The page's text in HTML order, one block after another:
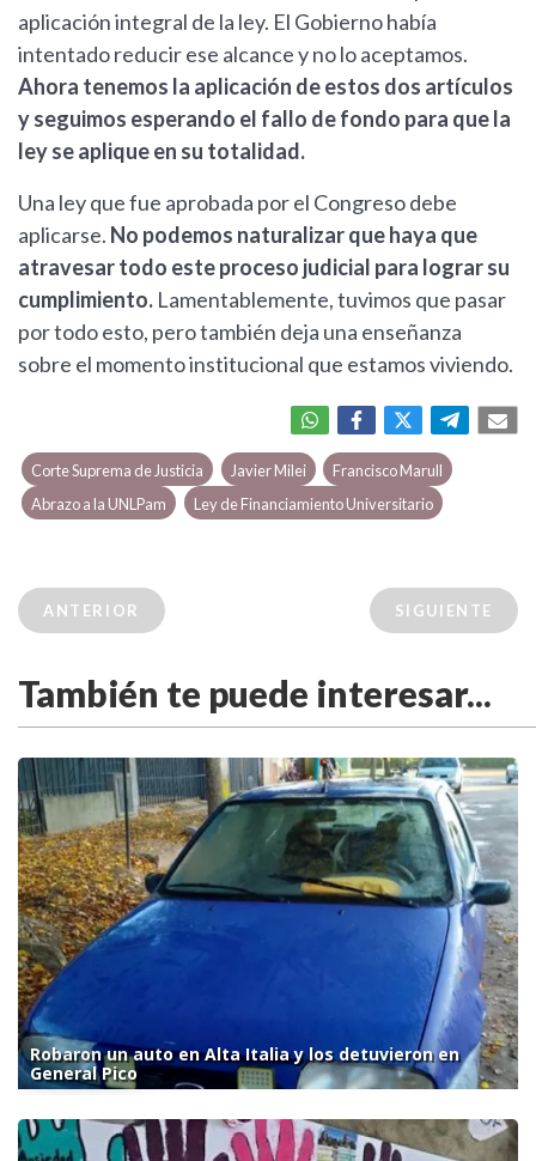
aplicación integral de la ley. El Gobierno había
intentado reducir ese alcance y no lo aceptamos.
Ahora tenemos la aplicación de estos dos artículos
y seguimos esperando el fallo de fondo para que la
ley se aplique en su totalidad.
Una ley que fue aprobada por el Congreso debe
aplicarse. No podemos naturalizar que haya que
atravesar todo este proceso judicial para lograr su
cumplimiento. Lamentablemente, tuvimos que pasar
por todo esto, pero también deja una enseñanza
sobre el momento institucional que estamos viviendo.
Corte Suprema de Justicia Javier Milei
Francisco Marull
Abrazo a la UNLPam
Ley de Financiamiento Universitario
ANTERIOR SIGUIENTE
También te puede interesar...
Robaron un auto en Alta Italia y los detuvieron en
General Pico